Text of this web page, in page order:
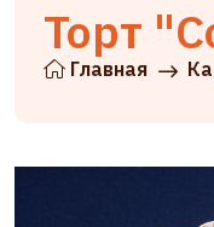
Торт
Главная